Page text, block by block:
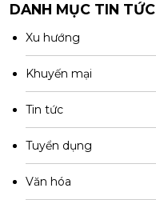
DANH MỤC TIN TỨC
Xu hướng
Khuyến mại
Tin tức
Tuyển dụng
Văn hóa